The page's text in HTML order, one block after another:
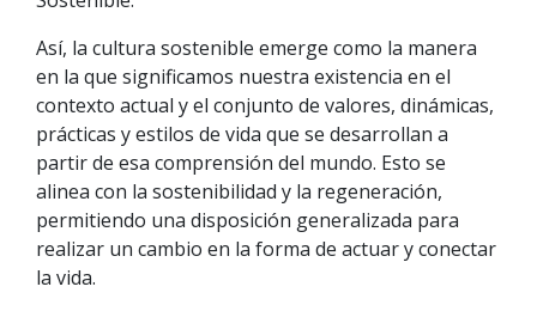
Así, la cultura sostenible emerge como la manera
en la que significamos nuestra existencia en el
contexto actual y el conjunto de valores, dinámicas,
prácticas y estilos de vida que se desarrollan a
partir de esa comprensión del mundo. Esto se
alinea con la sostenibilidad y la regeneración,
permitiendo una disposición generalizada para
realizar un cambio en la forma de actuar y conectar
la vida.